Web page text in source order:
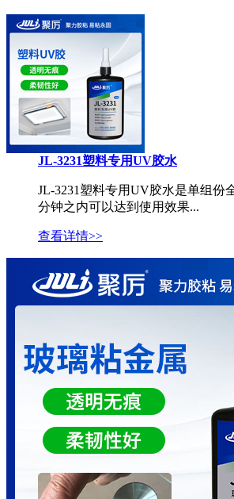
JL-3231塑料专用UV胶水
JL-3231塑料专用UV胶水是单组份
分钟之内可以达到使用效果...
查看详情>>